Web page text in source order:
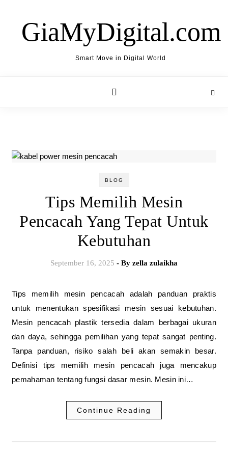
GiaMyDigital.com
Smart Move in Digital World
BLOG
Tips Memilih Mesin
Pencacah Yang Tepat Untuk
Kebutuhan
September 16, 2025 - By zella zulaikha
Tips memilih mesin pencacah adalah panduan praktis
untuk menentukan spesifikasi mesin sesuai kebutuhan.
Mesin pencacah plastik tersedia dalam berbagai ukuran
dan daya, sehingga pemilihan yang tepat sangat penting.
Tanpa panduan, risiko salah beli akan semakin besar.
Definisi tips memilih mesin pencacah juga mencakup
pemahaman tentang fungsi dasar mesin. Mesin ini…
Continue Reading